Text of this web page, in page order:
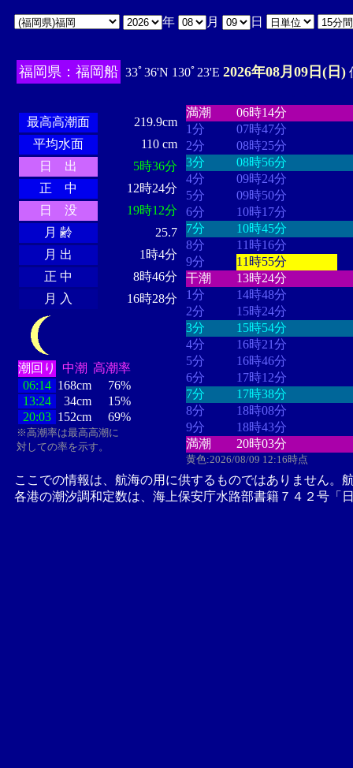
年 月 日
福岡県：福岡船 33ﾟ36'N 130ﾟ23'E 2026年08月09日(日)
最高高潮面
219.9cm
平均水面
110 cm
日 出
5時36分
正 中
12時24分
日 没
19時12分
月 齢
25.7
月 出
1時4分
正 中
8時46分
月 入
16時28分
潮回り 中潮 高潮率
06:14 168cm
76%
13:24
34cm
15%
20:03 152cm 69%
※高潮率は最高高潮に
対しての率を示す。
満潮
06時14分
1分
07時47分
2分
08時25分
3分
08時56分
4分
09時24分
5分
09時50分
6分
10時17分
7分
10時45分
8分
11時16分
9分
11時55分
干潮
13時24分
1分
14時48分
2分
15時24分
3分
15時54分
4分
16時21分
5分
16時46分
6分
17時12分
7分
17時38分
8分
18時08分
9分
18時43分
満潮
20時03分
黄色:2026/08/09 12:16時点
ここでの情報は、航海の用に供するものではありません。
各港の潮汐調和定数は、海上保安庁水路部書籍７４２号「